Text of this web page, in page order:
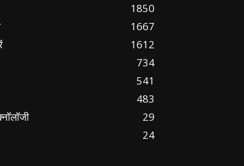
1850
1667
1612
734
541
483
29
24